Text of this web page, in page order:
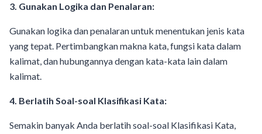
3. Gunakan Logika dan Penalaran:
Gunakan logika dan penalaran untuk menentukan jenis kata
yang tepat. Pertimbangkan makna kata, fungsi kata dalam
kalimat, dan hubungannya dengan kata-kata lain dalam
kalimat.
4. Berlatih Soal-soal Klasifikasi Kata:
Semakin banyak Anda berlatih soal-soal Klasifikasi Kata,